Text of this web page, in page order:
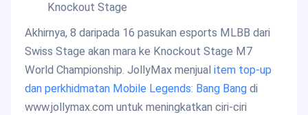
Knockout Stage
Akhirnya, 8 daripada 16 pasukan esports MLBB dari
Swiss Stage akan mara ke Knockout Stage M7
World Championship. JollyMax menjual item top-up
dan perkhidmatan Mobile Legends: Bang Bang di
www.jollymax.com untuk meningkatkan ciri-ciri